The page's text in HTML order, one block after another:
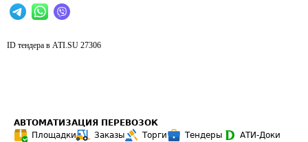
ID тендера в ATI.SU 27306
АВТОМАТИЗАЦИЯ ПЕРЕВОЗОК
Площадки
Заказы Торги Тендеры
АТИ-Доки